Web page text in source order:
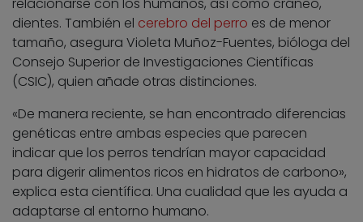
relacionarse con los humanos, así como cráneo,
dientes. También el cerebro del perro es de menor
tamaño, asegura Violeta Muñoz-Fuentes, bióloga del
Consejo Superior de Investigaciones Científicas
(CSIC), quien añade otras distinciones.
«De manera reciente, se han encontrado diferencias
genéticas entre ambas especies que parecen
indicar que los perros tendrían mayor capacidad
para digerir alimentos ricos en hidratos de carbono»,
explica esta científica. Una cualidad que les ayuda a
adaptarse al entorno humano.